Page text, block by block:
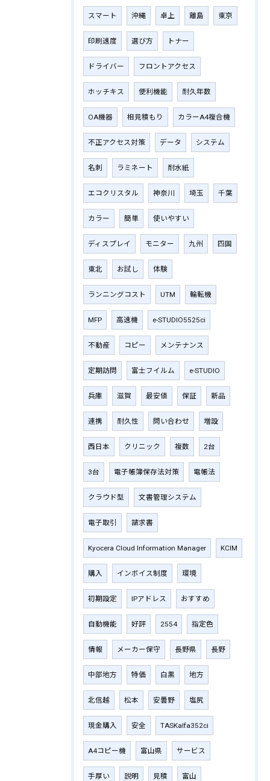
スマート 沖縄 卓上 離島 東京
印刷速度 選び方 トナー
ドライバー フロントアクセス
ホッチキス 便利機能 耐久年数
OA機器 相見積もり カラーA4複合機
不正アクセス対策 データ システム
名刺 ラミネート 耐水紙
エコクリスタル 神奈川 埼玉 千葉
カラー 簡単 使いやすい
ディスプレイ モニター 九州 四国
東北 お試し 体験
ランニングコスト UTM 輪転機
MFP 高速機 e-STUDIO5525ci
不動産 コピー メンテナンス
定期訪問 富士フイルム e-STUDIO
兵庫 滋賀 最安値 保証 新品
連携 耐久性 問い合わせ 増設
西日本 クリニック 複数 2台
3台 電子帳簿保存法対策 電帳法
クラウド型 文書管理システム
電子取引 請求書
Kyocera Cloud Information Manager KCIM
購入 インボイス制度 環境
初期設定 IPアドレス おすすめ
自動機能 好評 2554 指定色
情報 メーカー保守 長野県 長野
中部地方 特価 白黒 地方
北信越 松本 安曇野 塩尻
現金購入 安全 TASKalfa352ci
A4コピー機 富山県 サービス
手厚い 説明 見積 富山